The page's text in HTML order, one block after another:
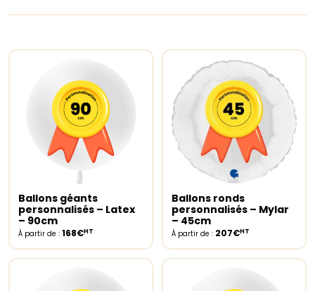
Select options
Ballons géants
personnalisés – Latex
– 90cm
À partir de : 168€HT
Select options
Ballons ronds
personnalisés – Mylar
– 45cm
À partir de : 207€HT